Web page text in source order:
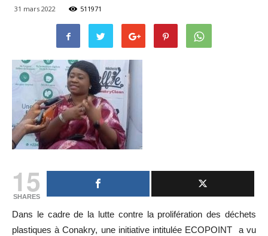
31 mars 2022 511971
15
SHARES
Dans le cadre de la lutte contre la prolifération des déchets
plastiques à Conakry, une initiative intitulée ECOPOINT a vu